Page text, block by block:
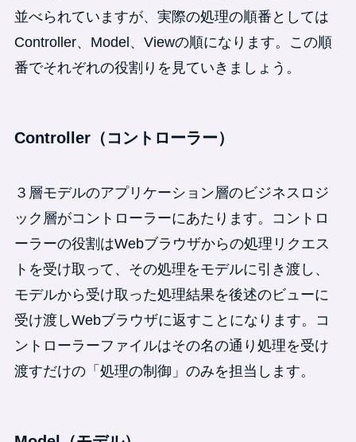
並べられていますが、実際の処理の順番としては
Controller、Model、Viewの順になります。この順
番でそれぞれの役割りを見ていきましょう。
Controller（コントローラー）
３層モデルのアプリケーション層のビジネスロジ
ック層がコントローラーにあたります。コントロ
ーラーの役割はWebブラウザからの処理リクエス
トを受け取って、その処理をモデルに引き渡し、
モデルから受け取った処理結果を後述のビューに
受け渡しWebブラウザに返すことになります。コ
ントローラーファイルはその名の通り処理を受け
渡すだけの「処理の制御」のみを担当します。